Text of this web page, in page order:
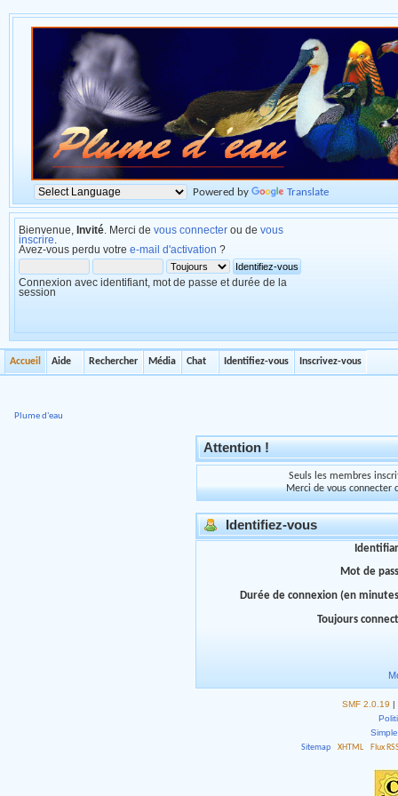
Powered by Translate
Bienvenue, Invité . Merci de vous connecter ou de vous
inscrire
Avez-vous perdu votre e-mail d'activation ?
Connexion avec identifiant, mot de passe et durée de la
session
Accueil Aide Rechercher Média Chat Identifiez-vous Inscrivez-vous
Plume d'eau
Attention !
Seuls les membres
Merci de vous connecter
Identifiez-vous
Mot de
Durée de connexion (en
Toujours
SMF 2.0.19 |
Sitemap
XHTML Flux